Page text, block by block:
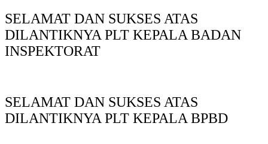
SELAMAT DAN SUKSES ATAS
DILANTIKNYA PLT KEPALA BADAN
INSPEKTORAT
SELAMAT DAN SUKSES ATAS
DILANTIKNYA PLT KEPALA BPBD